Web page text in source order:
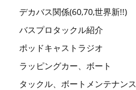
デカバス関係(60,70,世界新!!)
バスプロタックル紹介
ポッドキャストラジオ
ラッピングカー、ボート
タックル、ボートメンテナンス